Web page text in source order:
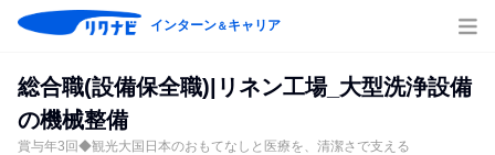
インターン＆キャリア
総合職(設備保全職)|リネン工場_大型洗浄設備
の機械整備
賞与年3回◆観光大国日本のおもてなしと医療を、清潔さで支える